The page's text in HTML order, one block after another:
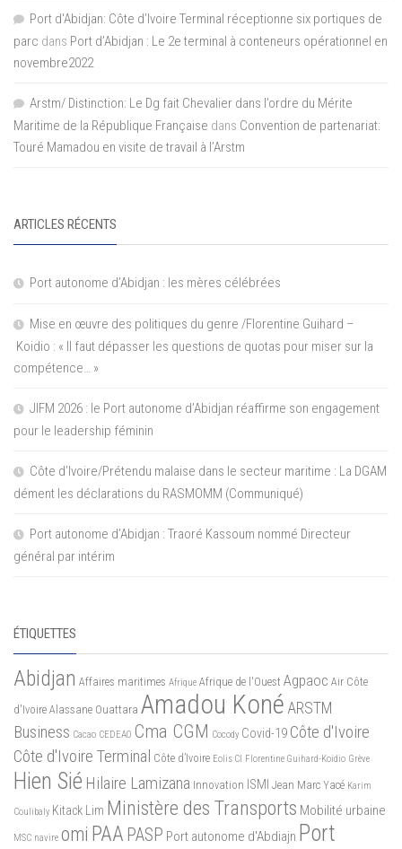
Port d'Abidjan: Côte d’Ivoire Terminal réceptionne six portiques de
parc dans Port d’Abidjan : Le 2e terminal à conteneurs opérationnel en
novembre2022
Arstm/ Distinction: Le Dg fait Chevalier dans l’ordre du Mérite
Maritime de la République Française dans Convention de partenariat:
Touré Mamadou en visite de travail à l’Arstm
ARTICLES RÉCENTS
Port autonome d’Abidjan : les mères célébrées
Mise en œuvre des politiques du genre /Florentine Guihard –
Koidio : « Il faut dépasser les questions de quotas pour miser sur la
compétence… »
JIFM 2026 : le Port autonome d’Abidjan réaffirme son engagement
pour le leadership féminin
Côte d’Ivoire/Prétendu malaise dans le secteur maritime : La DGAM
dément les déclarations du RASMOMM (Communiqué)
Port autonome d’Abidjan : Traoré Kassoum nommé Directeur
général par intérim
ÉTIQUETTES
Abidjan Affaires maritimes Afrique Afrique de l'Ouest Agpaoc Air Côte
d'Ivoire Alassane Ouattara Amadou Koné ARSTM
Business Cacao CEDEAO Cma CGM Cocody Covid-19 Côte d'Ivoire
Côte d'Ivoire Terminal Côte d’Ivoire Eolis CI Florentine Guihard-Koidio Grève
Hien Sié Hilaire Lamizana Innovation ISMI Jean Marc Yacé Karim
Coulibaly Kitack Lim Ministère des Transports Mobilité urbaine
MSC navire omi PAA PASP Port autonome d'Abdiajn Port